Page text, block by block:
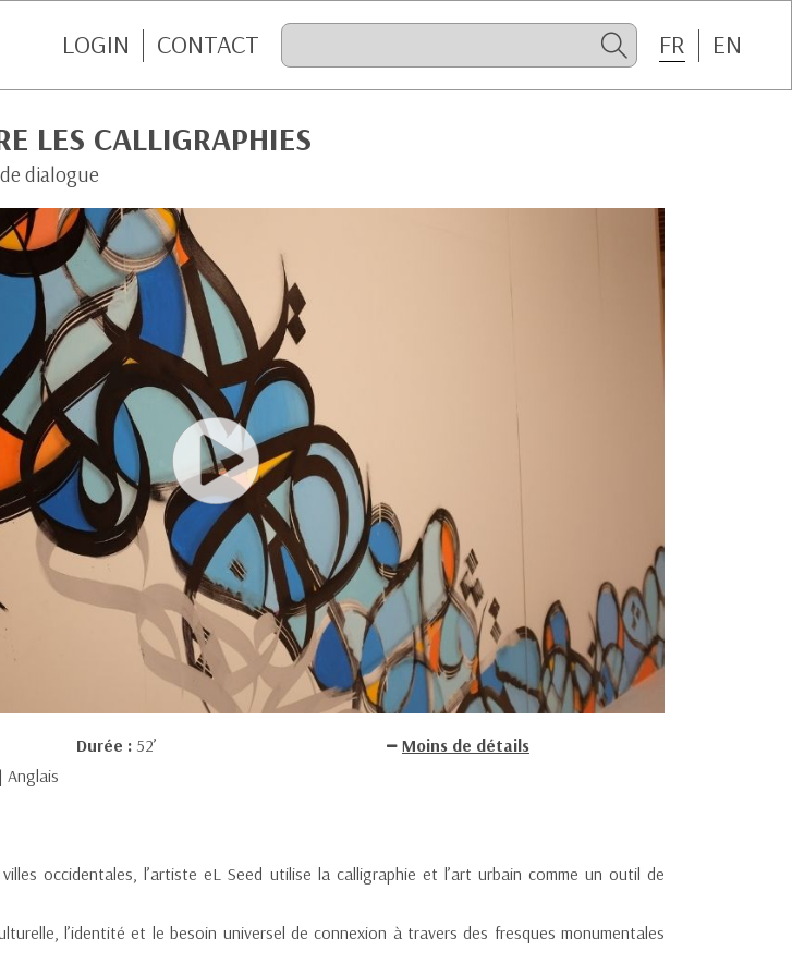
LOGIN CONTACT FR EN
LES CALLIGRAPHIES
dialogue
Durée : 52’
Moins de détails
Anglais
occidentales, l’artiste eL Seed utilise la calligraphie et l’art urbain comme un outil de
l’identité et le besoin universel de connexion à travers des fresques monumentales